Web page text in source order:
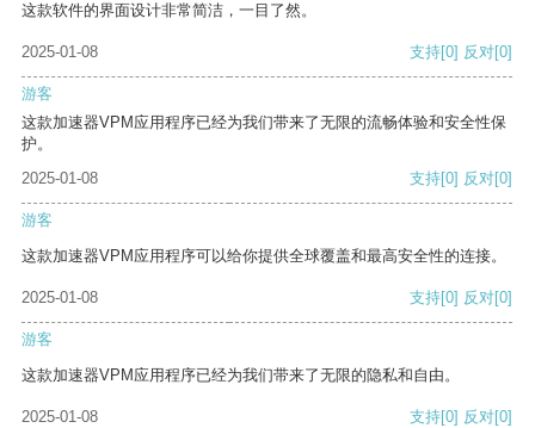
这款软件的界面设计非常简洁，一目了然。
2025-01-08 支持[0] 反对[0]
游客
这款加速器VPM应用程序已经为我们带来了无限的流畅体验和安全性保
护。
2025-01-08
支持[0] 反对[0]
游客
这款加速器VPM应用程序可以给你提供全球覆盖和最高安全性的连接。
2025-01-08 支持[0] 反对[0]
游客
这款加速器VPM应用程序已经为我们带来了无限的隐私和自由。
2025-01-08 支持[0] 反对[0]